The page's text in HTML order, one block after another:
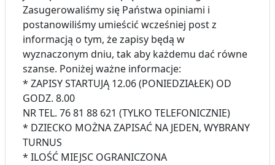
Zasugerowaliśmy się Państwa opiniami i
postanowiliśmy umieścić wcześniej post z
informacją o tym, że zapisy będą w
wyznaczonym dniu, tak aby każdemu dać równe
szanse. Poniżej ważne informacje:
* ZAPISY STARTUJĄ 12.06 (PONIEDZIAŁEK) OD
GODZ. 8.00
NR TEL. 76 81 88 621 (TYLKO TELEFONICZNIE)
* DZIECKO MOŻNA ZAPISAĆ NA JEDEN, WYBRANY
TURNUS
* ILOŚĆ MIEJSC OGRANICZONA